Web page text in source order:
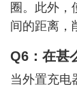
圈。此外，
间的距离，
Q6：在甚
当外置充电